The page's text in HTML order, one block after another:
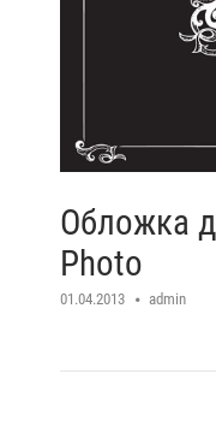
Обложка
Photo
01.04.2013 admin